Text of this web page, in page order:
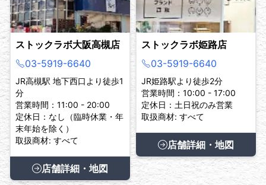
ストックラボ大阪高槻店
03-5919-6640
JR高槻駅 地下西口より徒歩1
分
営業時間：11:00 - 20:00
定休日：なし（臨時休業・年
末年始を除く）
取扱商材: すべて
店舗詳細・地図
ストックラボ姫路店
03-5919-6640
JR姫路駅より徒歩2分
営業時間：10:00 - 17:00
定休日：土日祝のみ営業
取扱商材: すべて
店舗詳細・地図